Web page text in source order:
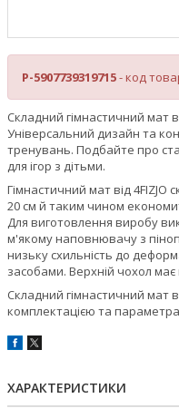
P-5907739319715- код
Складний гімнастичний мат
Універсальний дизайн та
тренувань. Подбайте про
для ігор з дітьми.
Гімнастичний мат від4FIZJO
20 см й таким чином
Для виготовлення виробу
м'якому наповнювачу з
низьку схильність до
засобами. Верхній чохол
Складний гімнастичний мат
комплектацією та
ХАРАКТЕРИСТИКИ